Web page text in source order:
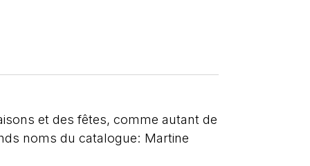
et des fêtes, comme autant de
noms du catalogue: Martine